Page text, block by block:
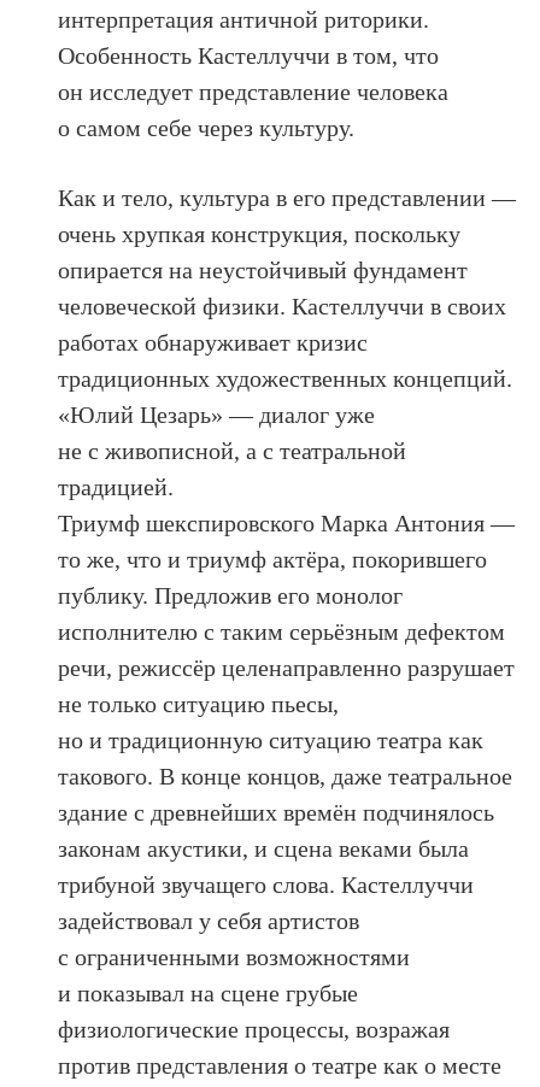
интерпретация античной риторики.
Особенность Кастеллуччи в том, что
он исследует представление человека
о самом себе через культуру.
Как и тело, культура в его представлении —
очень хрупкая конструкция, поскольку
опирается на неустойчивый фундамент
человеческой физики. Кастеллуччи в своих
работах обнаруживает кризис
традиционных художественных концепций.
«Юлий Цезарь» — диалог уже
не с живописной, а с театральной
традицией.
Триумф шекспировского Марка Антония —
то же, что и триумф актёра, покорившего
публику. Предложив его монолог
исполнителю с таким серьёзным дефектом
речи, режиссёр целенаправленно разрушает
не только ситуацию пьесы,
но и традиционную ситуацию театра как
такового. В конце концов, даже театральное
здание с древнейших времён подчинялось
законам акустики, и сцена веками была
трибуной звучащего слова. Кастеллуччи
задействовал у себя артистов
с ограниченными возможностями
и показывал на сцене грубые
физиологические процессы, возражая
против представления о театре как о месте